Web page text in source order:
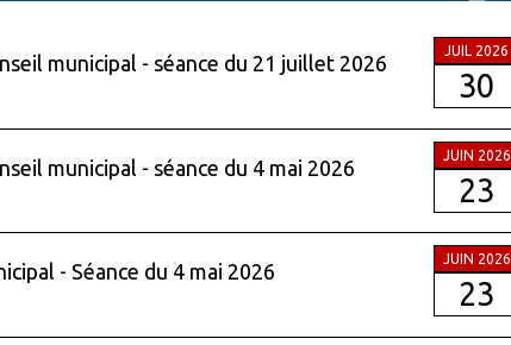
municipal - séance du 21 juillet 2026
JUIL 2026
30
municipal - séance du 4 mai 2026
JUIN 2026
23
- Séance du 4 mai 2026
JUIN 2026
23